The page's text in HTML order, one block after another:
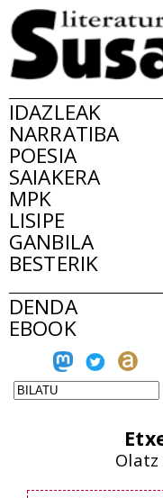
IDAZLEAK
NARRATIBA
POESIA
SAIAKERA
MPK
LISIPE
GANBILA
BESTERIK
DENDA
EBOOK